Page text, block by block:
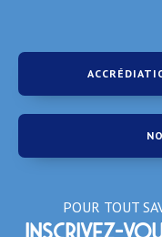
POUR TOUT